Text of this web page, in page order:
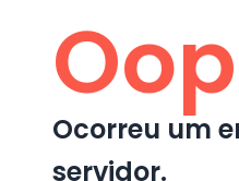
Ocorreu um
servidor.